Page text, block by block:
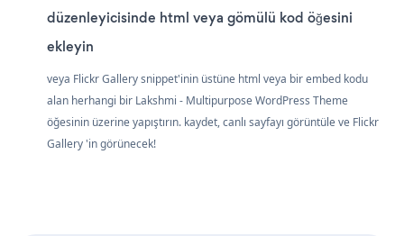
düzenleyicisinde html veya gömülü kod öğesini
ekleyin
veya Flickr Gallery snippet'inin üstüne html veya bir embed kodu
alan herhangi bir Lakshmi - Multipurpose WordPress Theme
öğesinin üzerine yapıştırın. kaydet, canlı sayfayı görüntüle ve Flickr
Gallery 'in görünecek!